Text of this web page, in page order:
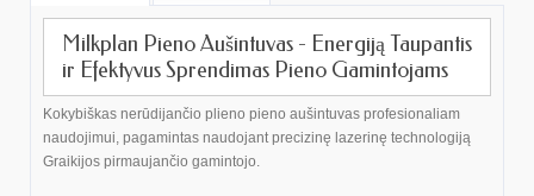
Milkplan Pieno Aušintuvas - Energiją Taupantis
ir Efektyvus Sprendimas Pieno Gamintojams
Kokybiškas nerūdijančio plieno pieno aušintuvas profesionaliam
naudojimui, pagamintas naudojant precizinę lazerinę technologiją
Graikijos pirmaujančio gamintojo.